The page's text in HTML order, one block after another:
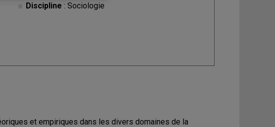
Discipline : Sociologie
et empiriques dans les divers domaines de la